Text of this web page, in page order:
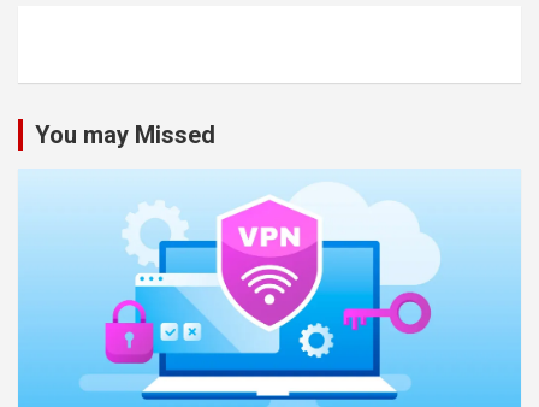
You may Missed